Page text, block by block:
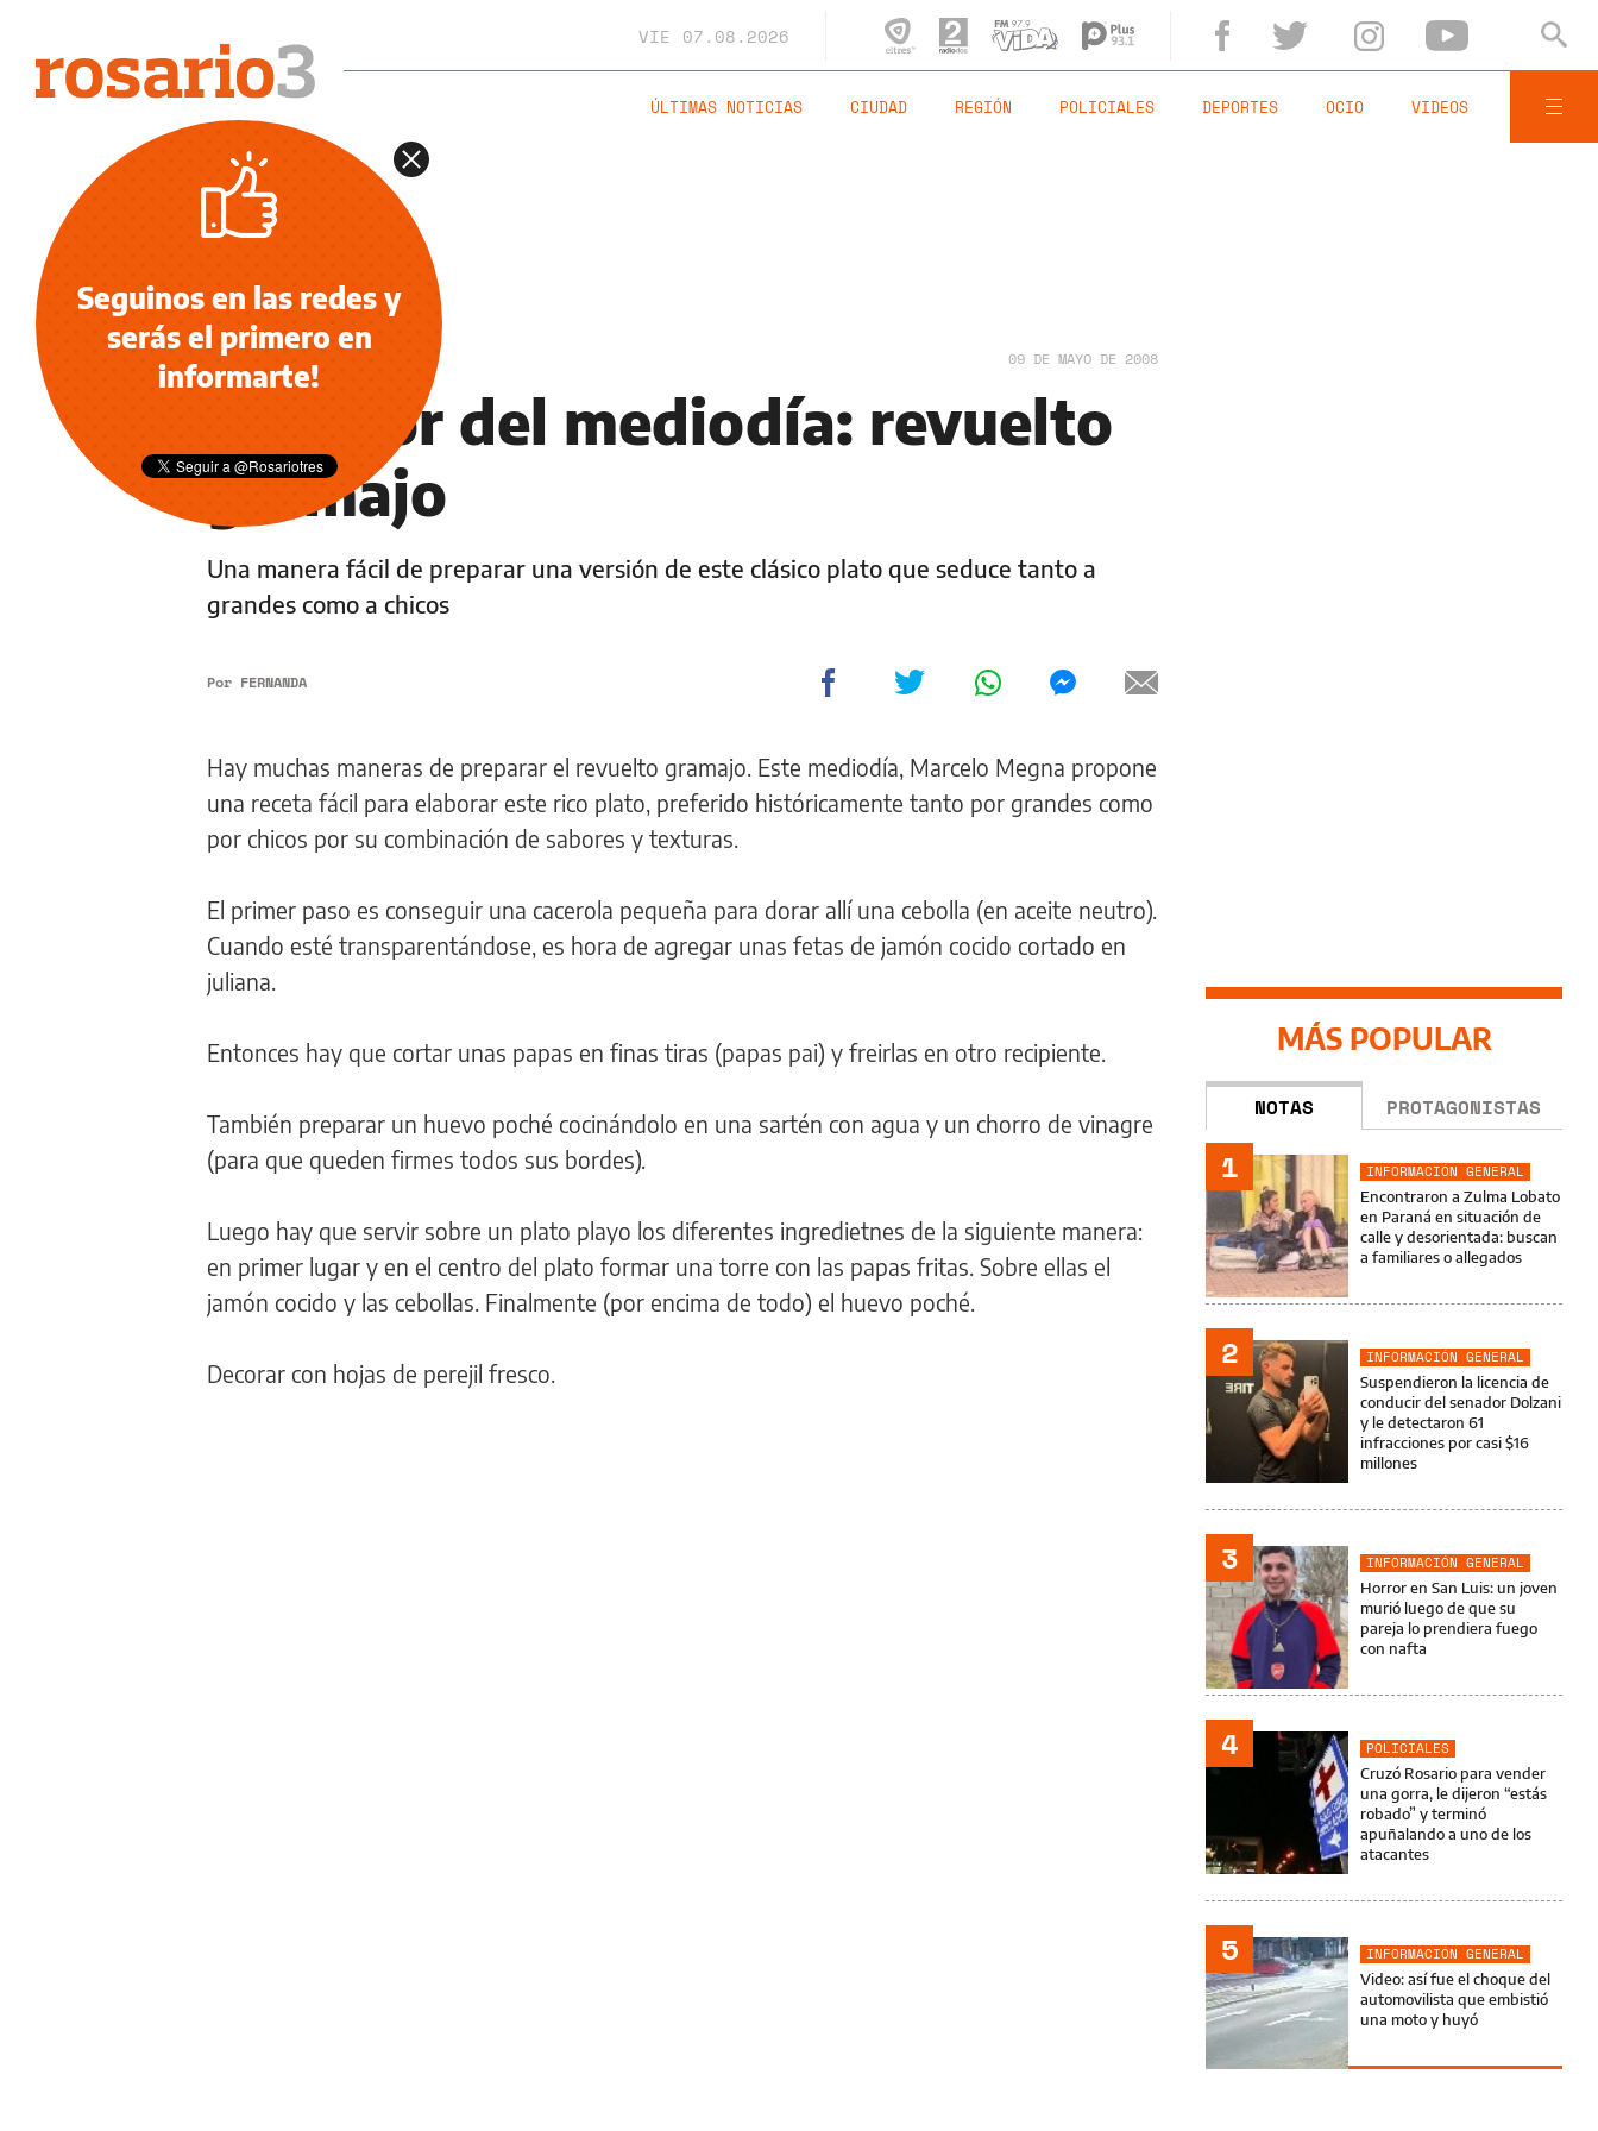
VIE 07.08.2026
ÚLTIMAS NOTICIAS CIUDAD REGIÓN POLICIALES DEPORTES OCIO VIDEOS
NOTICIAS 09 DE MAYO DE 2008
El sabor del mediodía: revuelto
gramajo
Una manera fácil de preparar una versión de este clásico plato que seduce tanto a
grandes como a chicos
Por FERNANDA
Hay muchas maneras de preparar el revuelto gramajo. Este mediodía, Marcelo Megna propone
una receta fácil para elaborar este rico plato, preferido históricamente tanto por grandes como
por chicos por su combinación de sabores y texturas.
El primer paso es conseguir una cacerola pequeña para dorar allí una cebolla (en aceite neutro).
Cuando esté transparentándose, es hora de agregar unas fetas de jamón cocido cortado en
juliana.
Entonces hay que cortar unas papas en finas tiras (papas pai) y freirlas en otro recipiente.
También preparar un huevo poché cocinándolo en una sartén con agua y un chorro de vinagre
(para que queden firmes todos sus bordes).
Luego hay que servir sobre un plato playo los diferentes ingredietnes de la siguiente manera:
en primer lugar y en el centro del plato formar una torre con las papas fritas. Sobre ellas el
jamón cocido y las cebollas. Finalmente (por encima de todo) el huevo poché.
Decorar con hojas de perejil fresco.
MÁS POPULAR
NOTAS PROTAGONISTAS
1
INFORMACIÓN GENERAL
Encontraron a Zulma Lobato
en Paraná en situación de
calle y desorientada: buscan
a familiares o allegados
2
INFORMACIÓN GENERAL
Suspendieron la licencia de
conducir del senador Dolzani
y le detectaron 61
infracciones por casi $16
millones
3
INFORMACIÓN GENERAL
Horror en San Luis: un joven
murió luego de que su
pareja lo prendiera fuego
con nafta
4
POLICIALES
Cruzó Rosario para vender
una gorra, le dijeron “estás
robado” y terminó
apuñalando a uno de los
atacantes
5
INFORMACIÓN GENERAL
Video: así fue el choque del
automovilista que embistió
una moto y huyó
Seguinos en las redes y
serás el primero en
informarte!